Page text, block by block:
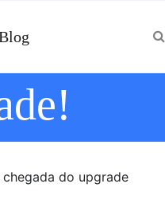
do upgrade